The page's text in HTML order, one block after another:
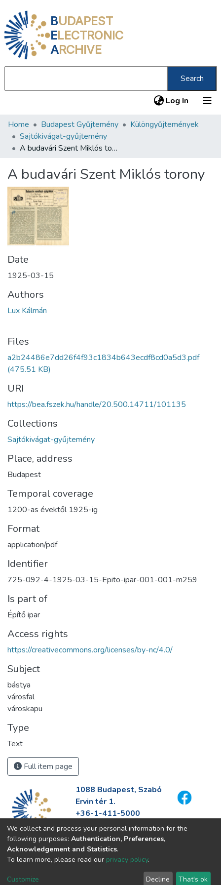
BUDAPEST
ELECTRONIC
ARCHIVE
Search
Log In (current)
Communities & Collections
All of DSpace
About us
Home Budapest Gyűjtemény
Különgyűjtemények
Sajtókivágat-gyűjtemény
A budavári Szent Miklós torony
A budavári Szent Miklós torony
Date
1925-03-15
Authors
Lux Kálmán
Files
a2b24486e7dd26f4f93c1834b643ecdf8cd0a5d3.pdf
(475.51 KB)
URI
https://bea.fszek.hu/handle/20.500.14711/101135
Collections
Sajtókivágat-gyűjtemény
Place, address
Budapest
Temporal coverage
1200-as évektől 1925-ig
Format
application/pdf
Identifier
725-092-4-1925-03-15-Epito-ipar-001-001-m259
Is part of
Építő ipar
Access rights
https://creativecommons.org/licenses/by-nc/4.0/
Subject
bástya
városfal
városkapu
Type
Text
Full item page
1088 Budapest, Szabó
Ervin tér 1.
+36-1-411-5000
info@fszek.hu
https://fszek.hu
We collect and process your personal information for the
following purposes: Authentication, Preferences,
Acknowledgement and Statistics.
To learn more, please read our privacy policy.
Customize Decline That's ok